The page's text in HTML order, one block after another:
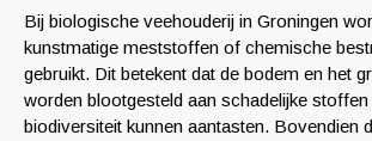
Bij biologische veehouderij in Groningen
kunstmatige meststoffen of chemische
gebruikt. Dit betekent dat de bodem en het
worden blootgesteld aan schadelijke stoffen
biodiversiteit kunnen aantasten. Bovendien